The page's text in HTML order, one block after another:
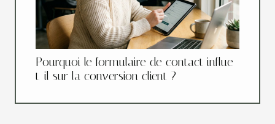
Pourquoi le formulaire de contact influe-
t-il sur la conversion client ?